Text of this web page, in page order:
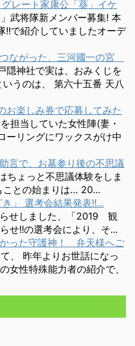
レート家康公「葵」イケ
武将隊新メンバー募集! 本
!!で紹介していましたオーデ
ながった、三河國一の宮
隠神社で実は、おみくじを
うのは、 第六十五番 天八
お楽しみ券で応募してみた
担当していた女性陣(妻・
ーリングにワックスがけ中
言で、お墓参り後の不思議
ちょっと不思議体験をしま
ことの始まりは… 20...
」 選考会結果発表!!...
せしました、「2019 観
せ!!の選考会により、そ...
った守護神！ 弁天様へご
、 昨年よりお世話になっ
女性特殊能力者の紹介で、